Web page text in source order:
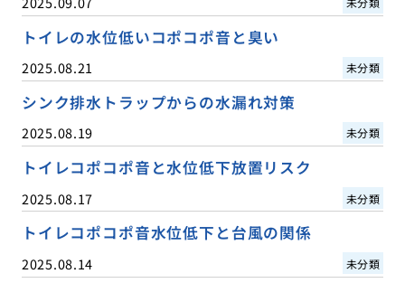
トイレの水位低いコポコポ音と臭い
2025.08.21 未分類
シンク排水トラップからの水漏れ対策
2025.08.19 未分類
トイレコポコポ音と水位低下放置リスク
2025.08.17 未分類
トイレコポコポ音水位低下と台風の関係
2025.08.14 未分類